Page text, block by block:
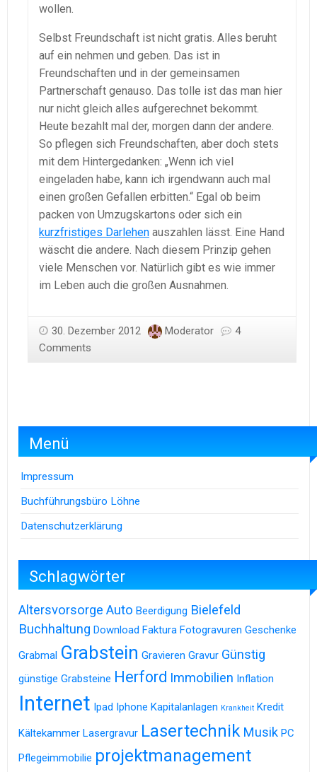
wollen.
Selbst Freundschaft ist nicht gratis. Alles beruht
auf ein nehmen und geben. Das ist in
Freundschaften und in der gemeinsamen
Partnerschaft genauso. Das tolle ist das man hier
nur nicht gleich alles aufgerechnet bekommt.
Heute bezahlt mal der, morgen dann der andere.
So pflegen sich Freundschaften, aber doch stets
mit dem Hintergedanken: „Wenn ich viel
eingeladen habe, kann ich irgendwann auch mal
einen großen Gefallen erbitten.“ Egal ob beim
packen von Umzugskartons oder sich ein
kurzfristiges Darlehen auszahlen lässt. Eine Hand
wäscht die andere. Nach diesem Prinzip gehen
viele Menschen vor. Natürlich gibt es wie immer
im Leben auch die großen Ausnahmen.
30. Dezember 2012 Moderator
4
Comments
Menü
Impressum
Buchführungsbüro Löhne
Datenschutzerklärung
Schlagwörter
Altersvorsorge Auto Beerdigung Bielefeld
Buchhaltung Download Faktura Fotogravuren Geschenke
Grabmal Grabstein Gravieren Gravur Günstig
günstige Grabsteine Herford Immobilien Inflation
Internet Ipad Iphone Kapitalanlagen Krankheit Kredit
Kältekammer Lasergravur Lasertechnik Musik PC
Pflegeimmobilie projektmanagement